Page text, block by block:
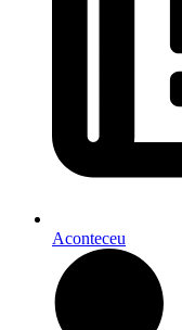
Aconteceu